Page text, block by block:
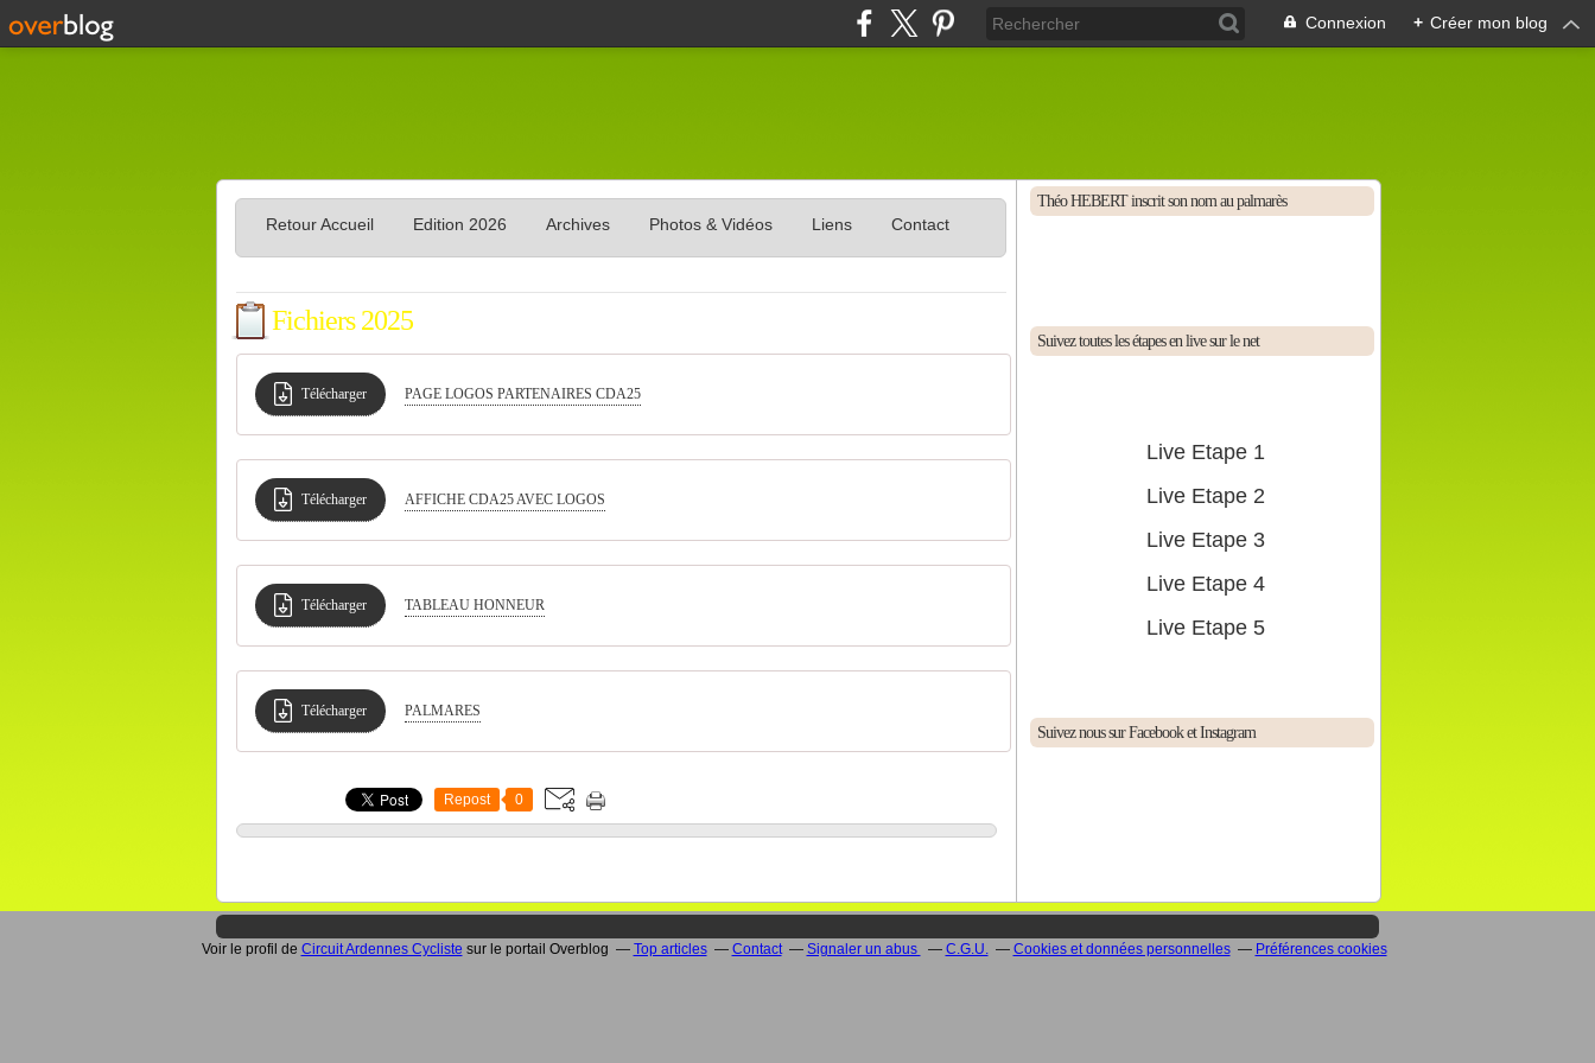
Connexion + Créer mon blog
Retour Accueil Edition 2026 Archives Photos & Vidéos Liens Contact
Fichiers 2025
Télécharger PAGE LOGOS PARTENAIRES CDA25
Télécharger AFFICHE CDA25 AVEC LOGOS
Télécharger TABLEAU HONNEUR
Télécharger PALMARES
Repost 0
Théo HEBERT inscrit son nom au palmarès
Suivez toutes les étapes en live sur le net
Live Etape 1
Live Etape 2
Live Etape 3
Live Etape 4
Live Etape 5
Suivez nous sur Facebook et Instagram
Voir le profil de Circuit Ardennes Cycliste sur le portail Overblog Top articles Contact Signaler un abus C.G.U. Cookies et données personnelles Préférences cookies